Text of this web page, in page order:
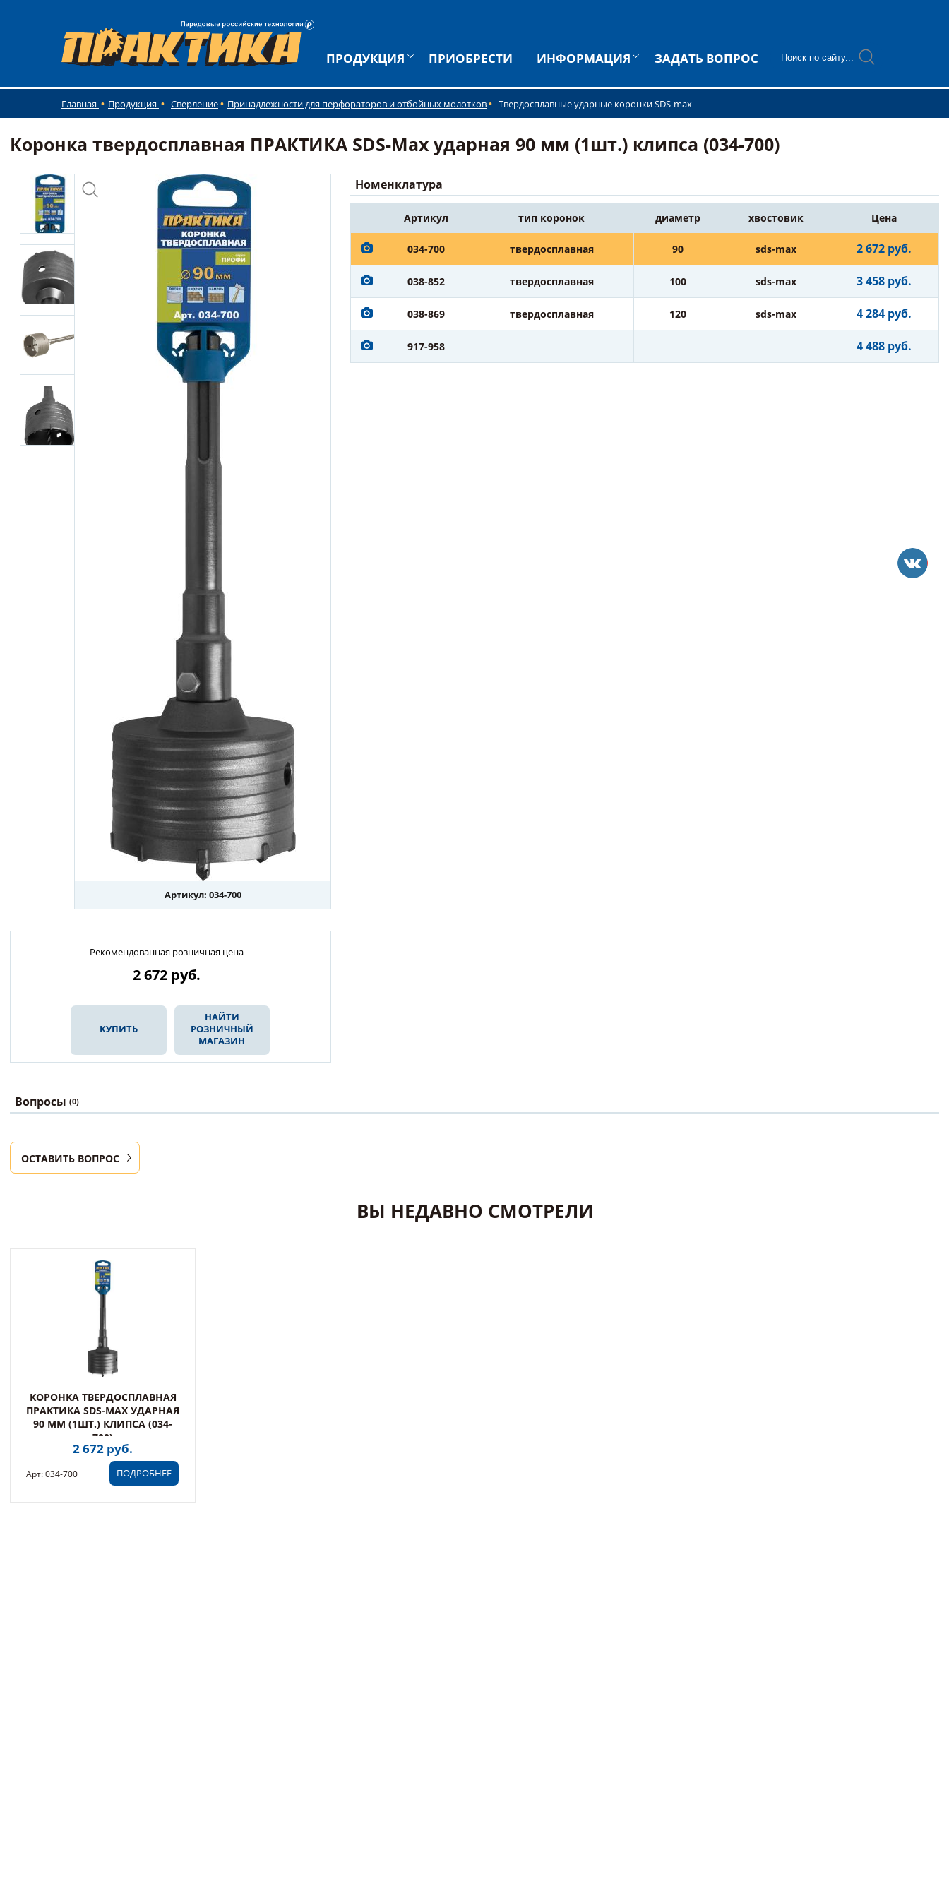
ПРОДУКЦИЯ ПРИОБРЕСТИ ИНФОРМАЦИЯ ЗАДАТЬ ВОПРОС
Главная Продукция Сверление Принадлежности для перфораторов и отбойных молотков Твердосплавные ударные коронки SDS-max
Коронка твердосплавная ПРАКТИКА SDS-Max ударная 90 мм (1шт.) клипса (034-700)
Артикул: 034-700
Рекомендованная розничная цена
2 672 руб.
КУПИТЬ
НАЙТИ
РОЗНИЧНЫЙ
МАГАЗИН
Номенклатура
Артикул тип коронок диаметр хвостовик Цена
034-700 твердосплавная 90 sds-max 2 672 руб.
038-852 твердосплавная 100 sds-max 3 458 руб.
038-869 твердосплавная 120 sds-max 4 284 руб.
917-958 4 488 руб.
Вопросы (0)
ОСТАВИТЬ ВОПРОС
ВЫ НЕДАВНО СМОТРЕЛИ
КОРОНКА ТВЕРДОСПЛАВНАЯ
ПРАКТИКА SDS-MAX УДАРНАЯ
90 ММ (1ШТ.) КЛИПСА (034-
700)
2 672 руб.
ПОДРОБНЕЕ
Арт: 034-700